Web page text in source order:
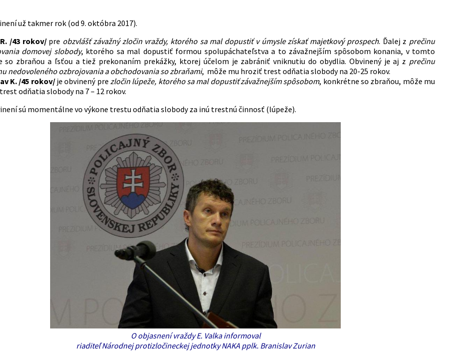
už takmer rok (od 9. októbra 2017).
/43 rokov/pre obzvlášť závažný zločin vraždy, ktorého sa mal dopustiť v úmysle získať majetkový prospech. Ďalej z prečinu
domovej slobody, ktorého sa mal dopustiť formou spolupáchateľstva a to závažnejším spôsobom konania, v tomto
so zbraňou a ľsťou a tiež prekonaním prekážky, ktorej účelom je zabrániť vniknutiu do obydlia. Obvinený je aj z prečinu
nedovoleného ozbrojovania a obchodovania so zbraňami, môže mu hroziť trest odňatia slobody na 20-25 rokov.
K. /45 rokov/je obvinený pre zločin lúpeže, ktorého sa mal dopustiť závažnejším spôsobom, konkrétne so zbraňou, môže mu
odňatia slobody na 7 – 12 rokov.
sú momentálne vo výkone trestu odňatia slobody za inú trestnú činnosť (lúpeže).
O objasnení vraždy E. Valka informoval
riaditeľ Národnej protizločineckej jednotky NAKA pplk. Branislav Zurian